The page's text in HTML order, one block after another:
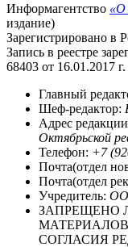
Информагентство «О
издание)
Зарегистрировано в
Запись в реестре
68403 от 16.01.2017 г.
Главный
Шеф-редактор:
Адрес
Октябрьской
Телефон: +7
Почта(отдел
Почта(отдел
Учредитель:
ЗАПРЕЩЕНО
СОГЛАСИЯ